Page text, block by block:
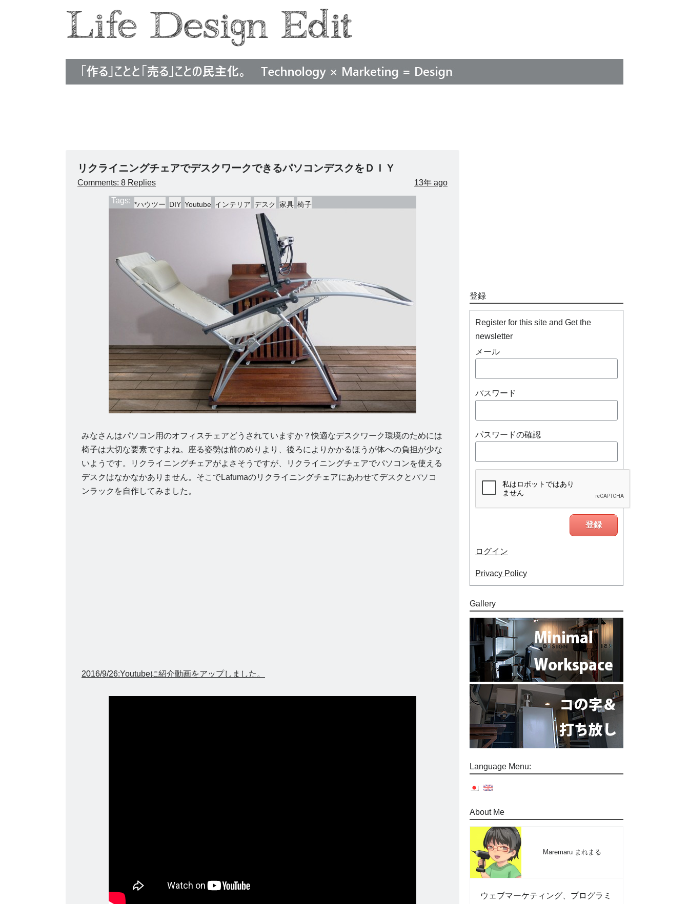
Life Design Edit
リクライニングチェアでデスクワークできるパソコンデスクをＤＩＹ
Comments: 8 Replies 13年 ago
Tags: *ハウツー DIY Youtube インテリア デスク 家具 椅子
みなさんはパソコン用のオフィスチェアどうされていますか？快適なデスクワーク環境のためには
椅子は大切な要素ですよね。座る姿勢は前のめりより、後ろによりかかるほうが体への負担が少な
いようです。リクライニングチェアがよさそうですが、リクライニングチェアでパソコンを使える
デスクはなかなかありません。そこでLafumaのリクライニングチェアにあわせてデスクとパソコ
ンラックを自作してみました。
2016/9/26:Youtubeに紹介動画をアップしました。
登録
Register for this site and Get the
newsletter
メール
パスワード
パスワードの確認
ログイン
Privacy Policy
Gallery
Language Menu:
About Me
Maremaru まれまる
ウェブマーケティング、プログラミ